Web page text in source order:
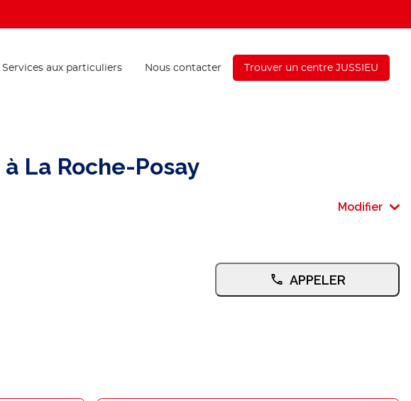
Services aux particuliers Nous contacter Trouver un centre JUSSIEU
à La Roche-Posay
Modifier
APPELER